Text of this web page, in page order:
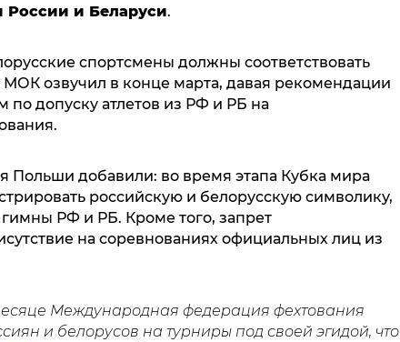
России и Беларуси.
спортсмены должны соответствовать
озвучил в конце марта, давая рекомендации
допуску атлетов из РФ и РБ на
Польши добавили: во время этапа Кубка мира
российскую и белорусскую символику,
РФ и РБ. Кроме того, запрет
на соревнованиях официальных лиц из
Международная федерация фехтования
и белорусов на турниры под своей эгидой, что